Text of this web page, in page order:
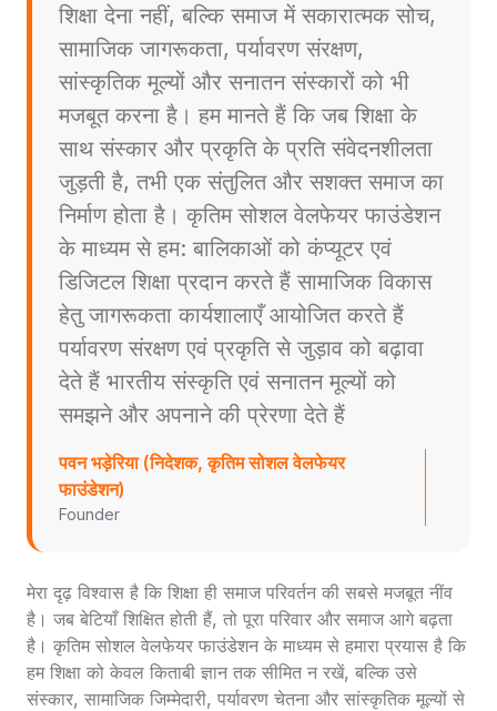
शिक्षा देना नहीं, बल्कि समाज में सकारात्मक सोच,
सामाजिक जागरूकता, पर्यावरण संरक्षण,
सांस्कृतिक मूल्यों और सनातन संस्कारों को भी
मजबूत करना है। हम मानते हैं कि जब शिक्षा के
साथ संस्कार और प्रकृति के प्रति संवेदनशीलता
जुड़ती है, तभी एक संतुलित और सशक्त समाज का
निर्माण होता है। कृतिम सोशल वेलफेयर फाउंडेशन
के माध्यम से हम: बालिकाओं को कंप्यूटर एवं
डिजिटल शिक्षा प्रदान करते हैं सामाजिक विकास
हेतु जागरूकता कार्यशालाएँ आयोजित करते हैं
पर्यावरण संरक्षण एवं प्रकृति से जुड़ाव को बढ़ावा
देते हैं भारतीय संस्कृति एवं सनातन मूल्यों को
समझने और अपनाने की प्रेरणा देते हैं
पवन भड़ेरिया (निदेशक, कृतिम सोशल वेलफेयर
फाउंडेशन)
Founder
मेरा दृढ़ विश्वास है कि शिक्षा ही समाज परिवर्तन की सबसे मजबूत नींव
है। जब बेटियाँ शिक्षित होती हैं, तो पूरा परिवार और समाज आगे बढ़ता
है। कृतिम सोशल वेलफेयर फाउंडेशन के माध्यम से हमारा प्रयास है कि
हम शिक्षा को केवल किताबी ज्ञान तक सीमित न रखें, बल्कि उसे
संस्कार, सामाजिक जिम्मेदारी, पर्यावरण चेतना और सांस्कृतिक मूल्यों से